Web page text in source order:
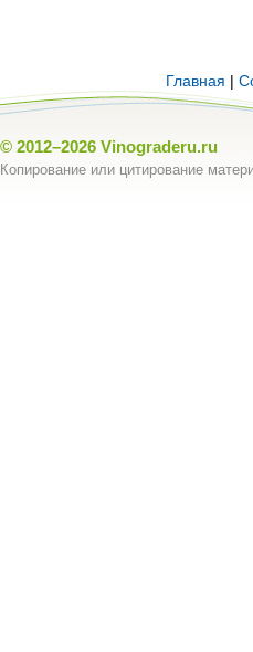
Главная |
© 2012–2026 Vinograderu.ru
Копирование или цитирование